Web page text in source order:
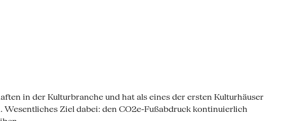
in der Kulturbranche und hat als eines der ersten Kulturhäuser
Ziel dabei: den CO2e-Fußabdruck kontinuierlich